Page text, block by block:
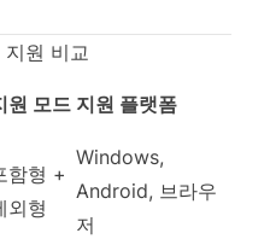
원 비교
원 모드 지원 플랫폼
함형 +
외형
Windows,
Android, 브라우
저